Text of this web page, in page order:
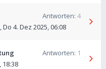
Antworten: 4
,Do 4. Dez 2025, 06:08
Antworten: 1
18:38